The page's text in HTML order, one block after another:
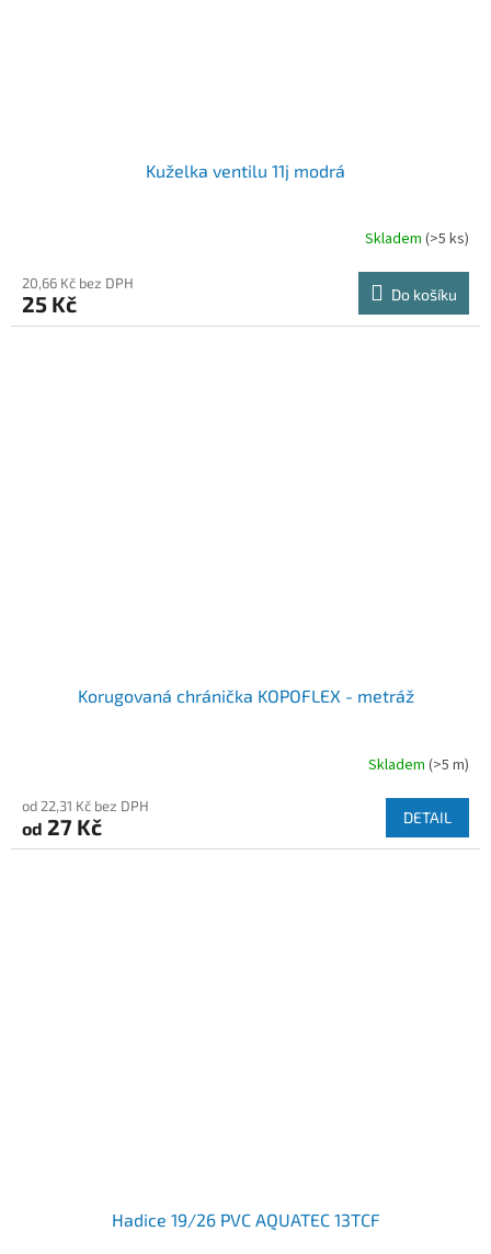
Kuželka ventilu 11j modrá
Skladem (>5 ks)
20,66 Kč bez DPH
25 Kč Do košíku
Korugovaná chránička KOPOFLEX - metráž
Skladem (>5 m)
od 22,31 Kč bez DPH
od 27 Kč DETAIL
Hadice 19/26 PVC AQUATEC 13TCF